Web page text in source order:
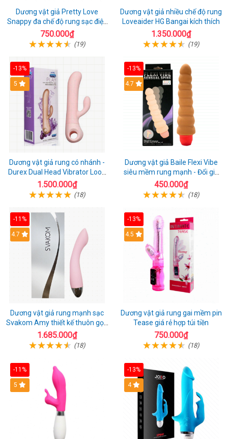
Dương vật giả Pretty Love
Snappy đa chế độ rung sạc điện
kích thích nữ
750.000₫
(19)
Dương vật giả nhiều chế độ rung
Loveaider HG Bangai kích thích
1.350.000₫
(19)
-13%
5
Dương vật giả rung có nhánh -
Durex Dual Head Vibrator Loop
21
1.500.000₫
(18)
-13%
4.7
Dương vật giả Baile Flexi Vibe
siêu mềm rung mạnh - Đổi gió
cuộc yêu mới
450.000₫
(18)
-11%
4.7
Dương vật giả rung mạnh sạc
Svakom Amy thiết kế thuôn gọn
dễ dùng
1.685.000₫
(18)
-13%
4.5
Dương vật giả rung gai mềm pin
Tease giá rẻ hợp túi tiền
750.000₫
(18)
-11%
5
-13%
4